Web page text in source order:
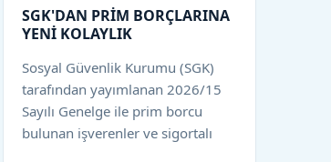
SGK'DAN PRİM BORÇLARINA
YENİ KOLAYLIK
Sosyal Güvenlik Kurumu (SGK)
tarafından yayımlanan 2026/15
Sayılı Genelge ile prim borcu
bulunan işverenler ve sigortalı